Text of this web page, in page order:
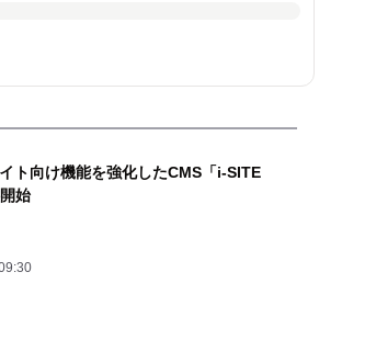
ト向け機能を強化したCMS「i-SITE
始